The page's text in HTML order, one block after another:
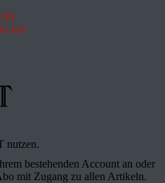
Job
nutzen.
bestehenden Account an oder
mit Zugang zu allen Artikeln.